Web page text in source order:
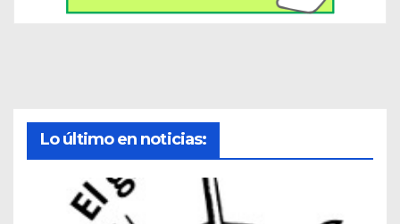
Lo último en noticias: